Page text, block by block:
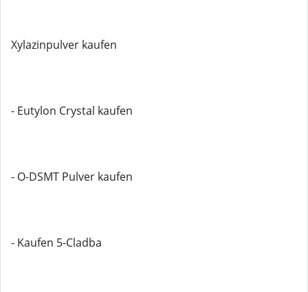
Xylazinpulver kaufen
- Eutylon Crystal kaufen
- O-DSMT Pulver kaufen
- Kaufen 5-Cladba